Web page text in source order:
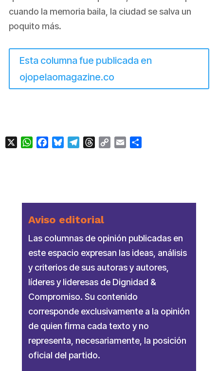
cuando la memoria baila, la ciudad se salva un
poquito más.
Esta columna fue publicada en
ojopelaomagazine.co
WhatsApp
FacebookBlueskyTelegramThreads
Copy Email
Aviso editorial
Las columnas de opinión publicadas en
este espacio expresan las ideas, análisis
y criterios de sus autoras y autores,
líderes y lideresas de Dignidad &
Compromiso. Su contenido
corresponde exclusivamente a la opinión
de quien firma cada texto y no
representa, necesariamente, la posición
oficial del partido.